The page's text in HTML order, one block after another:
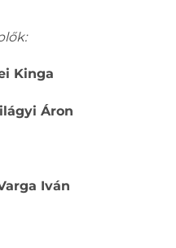
Kinga
Áron
Iván